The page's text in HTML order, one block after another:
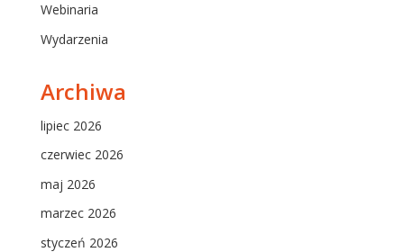
Webinaria
Wydarzenia
Archiwa
lipiec 2026
czerwiec 2026
maj 2026
marzec 2026
styczeń 2026